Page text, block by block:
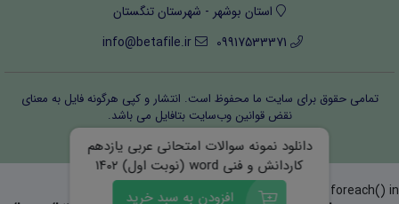
استان بوشهر - شهرستان تنگستان
09917533371
info@betafile.ir
تمامی حقوق برای سایت ما محفوظ است. انتشار و کپی هرگونه فایل‌ به معنای
نقض قوانین وب‌سایت بتافایل می باشد.
قوانین و مقررات درباره ما تماس با ما
Warning : Invalid argument supplied for foreach() in
دانلود نمونه سوالات امتحانی عربی یازدهم
کاردانش و فنی word (نوبت اول) ۱۴۰۲
افزودن به سبد خرید